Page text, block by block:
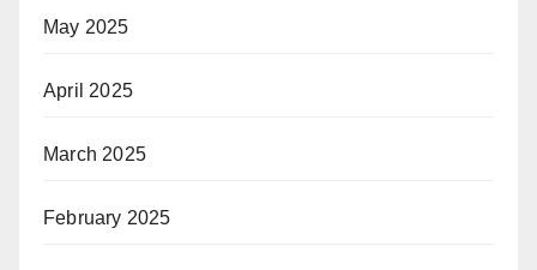
May 2025
April 2025
March 2025
February 2025